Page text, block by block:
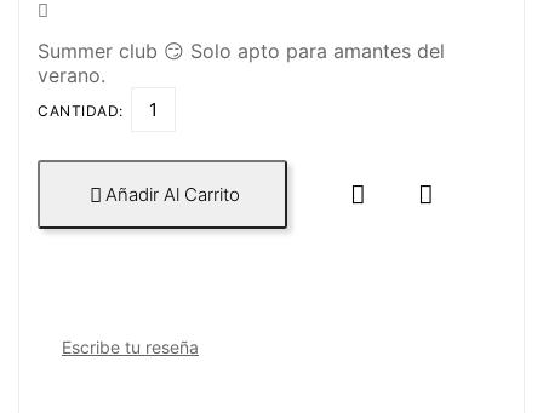

Summer club 😏 Solo apto para amantes del
verano.
CANTIDAD:
 Añadir Al Carrito  
Escribe tu reseña